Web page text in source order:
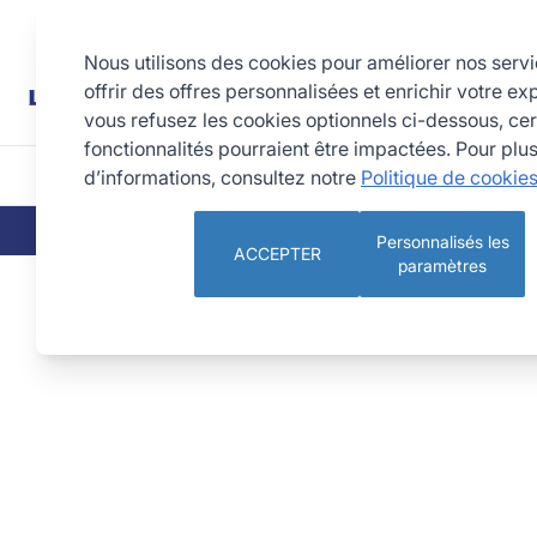
CUISINEPÂTISSERIE
NOS
Cercle à tarte haut - inox - bords roulés - épaisseur 4/
Nous utilisons des cookies pour améliorer nos
offrir des offres personnalisées et enrichir votre
vous refusez les cookies optionnels ci-dessous,
fonctionnalités pourraient être impactées. Pour plus
d’informations, consultez notre Politique de cookies
ACCEPTER
Personnalisés les
paramètres